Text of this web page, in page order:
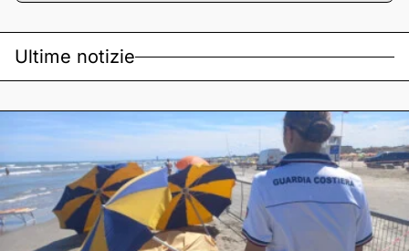
Ultime notizie